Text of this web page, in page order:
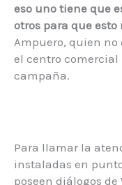
eso uno tiene que
otros para que esto
Ampuero, quien no
el centro comercial
campaña.
Para llamar la
instaladas en
poseen diálogos